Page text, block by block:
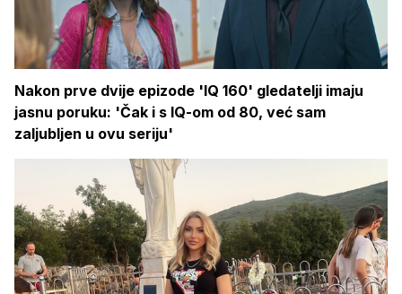
Nakon prve dvije epizode 'IQ 160' gledatelji imaju
jasnu poruku: 'Čak i s IQ-om od 80, već sam
zaljubljen u ovu seriju'